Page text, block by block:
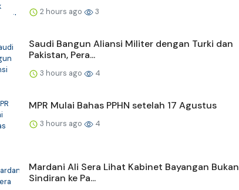
2 hours ago 3
Saudi Bangun Aliansi Militer dengan Turki dan
Pakistan, Pera...
3 hours ago 4
MPR Mulai Bahas PPHN setelah 17 Agustus
3 hours ago 4
Mardani Ali Sera Lihat Kabinet Bayangan Bukan
Sindiran ke Pa...